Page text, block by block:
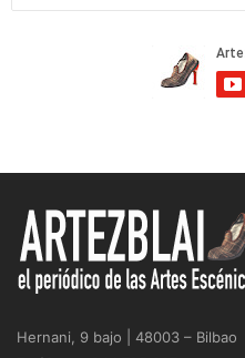
Hernani, 9 bajo | 48003 – Bilbao